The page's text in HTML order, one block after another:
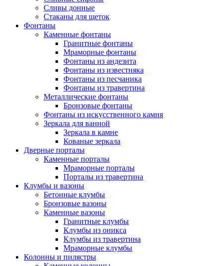
Сливы донные
Стаканы для щеток
Фонтаны
Каменные фонтаны
Гранитные фонтаны
Мраморные фонтаны
Фонтаны из андезита
Фонтаны из известняка
Фонтаны из песчаника
Фонтаны из травертина
Металлические фонтаны
Бронзовые фонтаны
Фонтаны из искусственного камня
Зеркала для ванной
Зеркала в камне
Кованые зеркала
Дверные порталы
Каменные порталы
Мраморные порталы
Порталы из травертина
Клумбы и вазоны
Бетонные клумбы
Бронзовые вазоны
Каменные вазоны
Гранитные клумбы
Клумбы из оникса
Клумбы из травертина
Мраморные клумбы
Колонны и пилястры